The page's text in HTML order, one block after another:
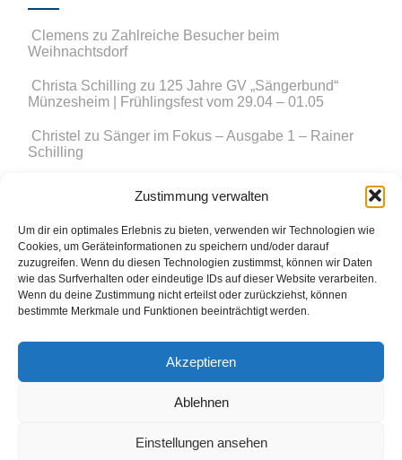
Zustimmung verwalten
Um dir ein optimales Erlebnis zu bieten, verwenden wir Technologien wie
Cookies, um Geräteinformationen zu speichern und/oder darauf
zuzugreifen. Wenn du diesen Technologien zustimmst, können wir Daten
wie das Surfverhalten oder eindeutige IDs auf dieser Website verarbeiten.
Wenn du deine Zustimmung nicht erteilst oder zurückziehst, können
bestimmte Merkmale und Funktionen beeinträchtigt werden.
Akzeptieren
Ablehnen
Einstellungen ansehen
Clemens zu Zahlreiche Besucher beim
Weihnachtsdorf
Christa Schilling zu 125 Jahre GV „Sängerbund“
Münzesheim | Frühlingsfest vom 29.04 – 01.05
Christel zu Sänger im Fokus – Ausgabe 1 – Rainer
Schilling
Münzesheimer Adventsfenster mit
dem Männerchor
Simon HörrlezuMünzesheimer Adventsfenster mit
dem Männerchor
© 2015 Sängerbund Münzesheim e.V.